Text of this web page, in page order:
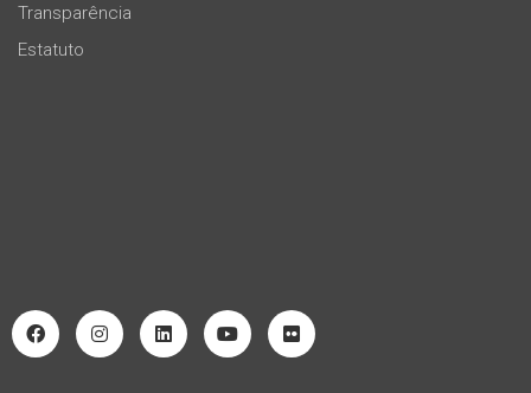
Transparência
Estatuto